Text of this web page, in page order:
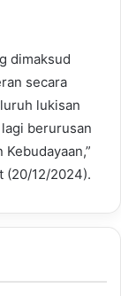
dimaksud
secara
lukisan
berurusan
(20/12/2024).